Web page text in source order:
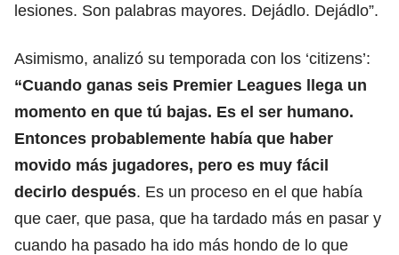
lesiones. Son palabras mayores. Dejádlo. Dejádlo”.
Asimismo, analizó su temporada con los ‘citizens’:
“Cuando ganas seis Premier Leagues llega un
momento en que tú bajas. Es el ser humano.
Entonces probablemente había que haber
movido más jugadores, pero es muy fácil
decirlo después. Es un proceso en el que había
que caer, que pasa, que ha tardado más en pasar y
cuando ha pasado ha ido más hondo de lo que